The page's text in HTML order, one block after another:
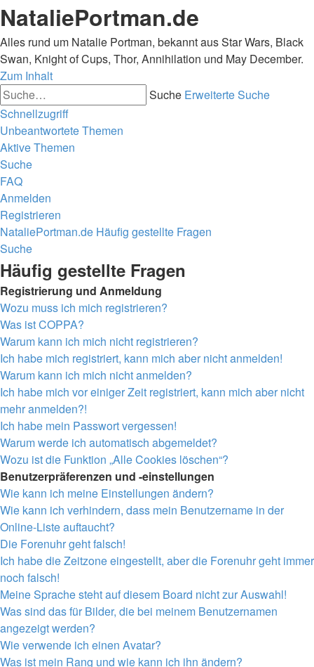
NataliePortman.de
Alles rund um Natalie Portman, bekannt aus Star Wars, Black
Swan, Knight of Cups, Thor, Annihilation und May December.
Zum Inhalt
Suche Erweiterte Suche
Schnellzugriff
Unbeantwortete Themen
Aktive Themen
Suche
FAQ
Anmelden
Registrieren
NataliePortman.de Häufig gestellte Fragen
Suche
Häufig gestellte Fragen
Registrierung und Anmeldung
Wozu muss ich mich registrieren?
Was ist COPPA?
Warum kann ich mich nicht registrieren?
Ich habe mich registriert, kann mich aber nicht anmelden!
Warum kann ich mich nicht anmelden?
Ich habe mich vor einiger Zeit registriert, kann mich aber nicht
mehr anmelden?!
Ich habe mein Passwort vergessen!
Warum werde ich automatisch abgemeldet?
Wozu ist die Funktion „Alle Cookies löschen“?
Benutzerpräferenzen und -einstellungen
Wie kann ich meine Einstellungen ändern?
Wie kann ich verhindern, dass mein Benutzername in der
Online-Liste auftaucht?
Die Forenuhr geht falsch!
Ich habe die Zeitzone eingestellt, aber die Forenuhr geht immer
noch falsch!
Meine Sprache steht auf diesem Board nicht zur Auswahl!
Was sind das für Bilder, die bei meinem Benutzernamen
angezeigt werden?
Wie verwende ich einen Avatar?
Was ist mein Rang und wie kann ich ihn ändern?